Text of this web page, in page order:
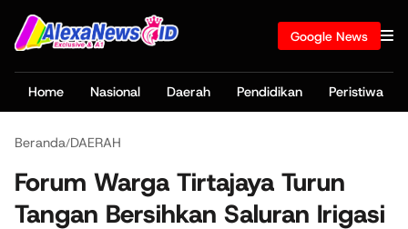
Google News
Home Nasional Daerah Pendidikan Peristiwa
Beranda/DAERAH
Forum Warga Tirtajaya Turun
Tangan Bersihkan Saluran Irigasi